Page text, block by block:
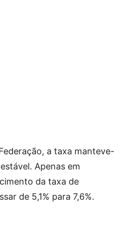
a taxa manteve-
Apenas em
da taxa de
de 5,1% para 7,6%.